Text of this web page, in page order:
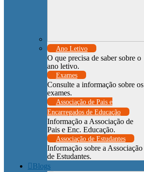
Ano Letivo
O que precisa de saber sobre o
ano letivo.
Exames
Consulte a informação sobre os
exames.
Associação de Pais e
Encarregados de Educação
Informação a Associação de
Pais e Enc. Educação.
Associação de Estudantes
Informação sobre a Associação
de Estudantes.
Blogs